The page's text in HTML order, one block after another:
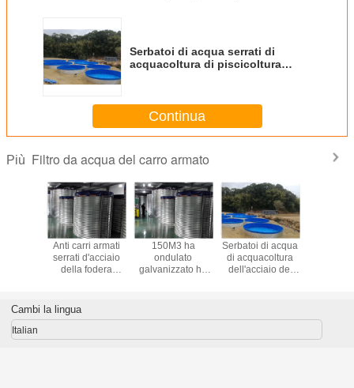
Serbatoi di acqua serrati di
acquacoltura di piscicoltura
Continua
Più Filtro da acqua del carro armato
PVC
Anti carri armati
serrati d'acciaio
della fodera
150M3 ha
ondulato
galvanizzato ha
Serbatoi di acqua
di acquacoltura
dell'acciaio del
Cambi la lingua
Italian